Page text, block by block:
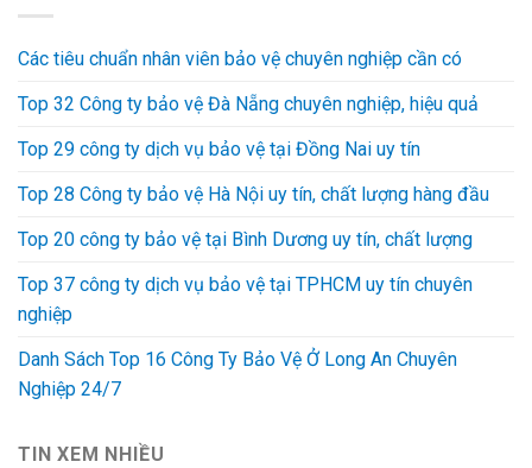
Các tiêu chuẩn nhân viên bảo vệ chuyên nghiệp cần có
Top 32 Công ty bảo vệ Đà Nẵng chuyên nghiệp, hiệu quả
Top 29 công ty dịch vụ bảo vệ tại Đồng Nai uy tín
Top 28 Công ty bảo vệ Hà Nội uy tín, chất lượng hàng đầu
Top 20 công ty bảo vệ tại Bình Dương uy tín, chất lượng
Top 37 công ty dịch vụ bảo vệ tại TPHCM uy tín chuyên
nghiệp
Danh Sách Top 16 Công Ty Bảo Vệ Ở Long An Chuyên
Nghiệp 24/7
TIN XEM NHIỀU